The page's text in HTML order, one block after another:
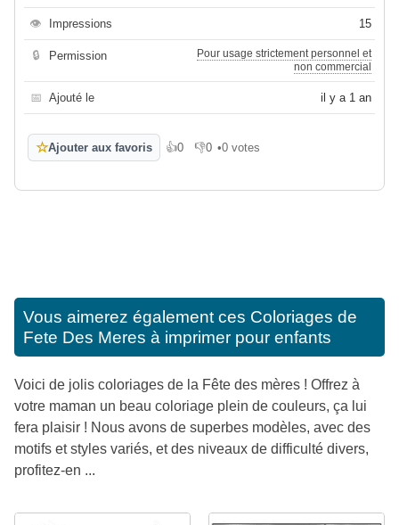
👁 Impressions 15
🔒 Permission
Pour usage strictement personnel et
non commercial
📅 Ajouté le il y a 1 an
☆Ajouter aux favoris 👍0
J'aime 👎0
Je n'aime pas
•0 votes
Vous aimerez également ces Coloriages de
Fete Des Meres à imprimer pour enfants
Voici de jolis coloriages de la Fête des mères ! Offrez à
votre maman un beau coloriage plein de couleurs, ça lui
fera plaisir ! Nous avons de superbes modèles, avec des
motifs et styles variés, et des niveaux de difficulté divers,
profitez-en ...